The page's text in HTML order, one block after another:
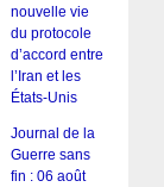
nouvelle vie
du protocole
d’accord entre
l’Iran et les
États-Unis
Journal de la
Guerre sans
fin : 06 août